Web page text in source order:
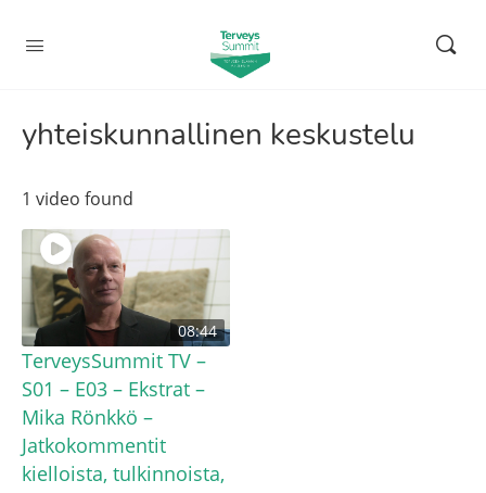
yhteiskunnallinen keskustelu
1 video found
08:44
TerveysSummit TV –
S01 – E03 – Ekstrat –
Mika Rönkkö –
Jatkokommentit
kielloista, tulkinnoista,